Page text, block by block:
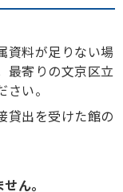
資料が足りない場
最寄りの文京区立
い。
貸出を受けた館の
ん。